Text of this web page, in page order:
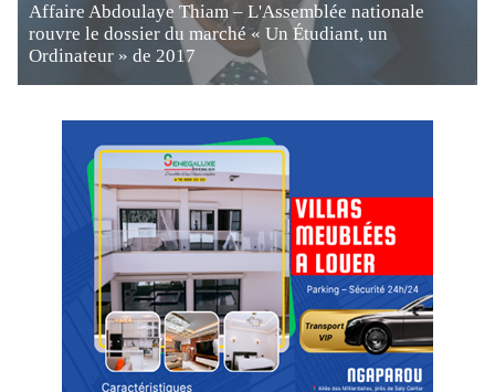
Affaire Abdoulaye Thiam – L'Assemblée nationale
rouvre le dossier du marché « Un Étudiant, un
Ordinateur » de 2017